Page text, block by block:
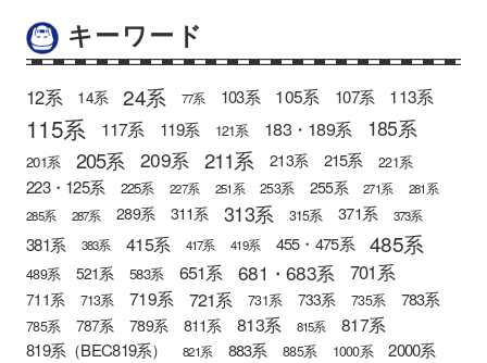
キーワード
12系 14系 24系 77系 103系 105系 107系 113系
115系 117系 119系 121系 183・189系 185系
201系 205系 209系 211系 213系 215系 221系
223・125系 225系 227系 251系 253系 255系 271系
281系
285系
287系 289系 311系 313系 315系 371系 373系
381系 383系 415系 417系 419系 455・475系 485系
489系 521系 583系 651系 681・683系 701系
711系 713系 719系 721系 731系 733系 735系 783系
785系 787系 789系 811系 813系 815系 817系
819系（BEC819系） 821系 883系 885系 1000系 2000系